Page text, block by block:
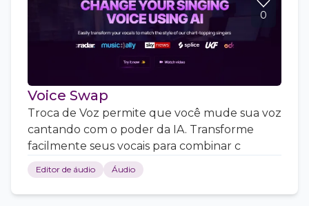
0
Voice Swap
Troca de Voz permite que você mude sua voz
cantando com o poder da IA. Transforme
facilmente seus vocais para combinar c
Editor de áudio Áudio